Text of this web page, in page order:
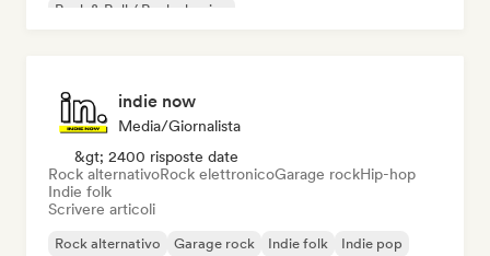
Rock & Roll / Rock classico
indie now
Media/Giornalista
&gt; 2400 risposte date
Rock alternativoRock elettronicoGarage rockHip-hop
Indie folk
Scrivere articoli
Rock alternativo Garage rock Indie folk
Indie pop